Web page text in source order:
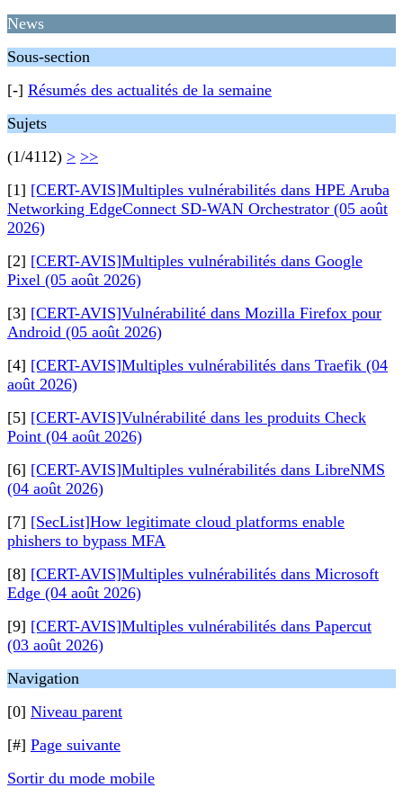
News
Sous-section
[-] Résumés des actualités de la semaine
Sujets
(1/4112) > >>
[1] [CERT-AVIS]Multiples vulnérabilités dans HPE Aruba
Networking EdgeConnect SD-WAN Orchestrator (05 août
2026)
[2] [CERT-AVIS]Multiples vulnérabilités dans Google
Pixel (05 août 2026)
[3] [CERT-AVIS]Vulnérabilité dans Mozilla Firefox pour
Android (05 août 2026)
[4] [CERT-AVIS]Multiples vulnérabilités dans Traefik (04
août 2026)
[5] [CERT-AVIS]Vulnérabilité dans les produits Check
Point (04 août 2026)
[6] [CERT-AVIS]Multiples vulnérabilités dans LibreNMS
(04 août 2026)
[7] [SecList]How legitimate cloud platforms enable
phishers to bypass MFA
[8] [CERT-AVIS]Multiples vulnérabilités dans Microsoft
Edge (04 août 2026)
[9] [CERT-AVIS]Multiples vulnérabilités dans Papercut
(03 août 2026)
Navigation
[0] Niveau parent
[#] Page suivante
Sortir du mode mobile